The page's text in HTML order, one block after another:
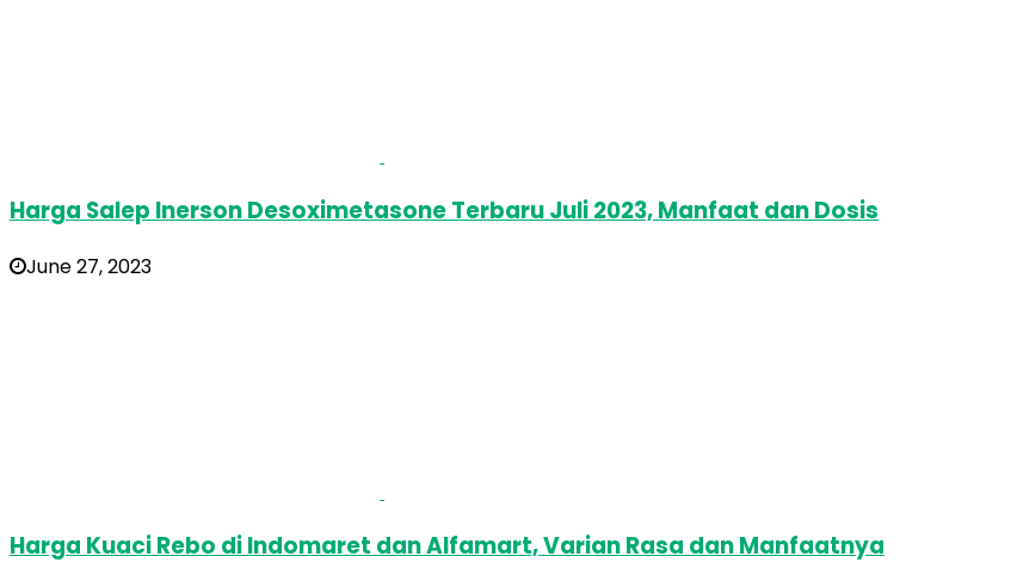
Harga Salep Inerson Desoximetasone Terbaru Juli 2023, Manfaat dan Dosis
June 27, 2023
Harga Kuaci Rebo di Indomaret dan Alfamart, Varian Rasa dan Manfaatnya